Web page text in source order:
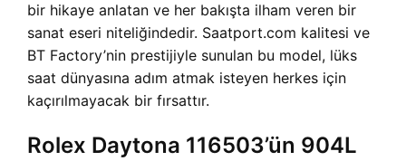
bir hikaye anlatan ve her bakışta ilham veren bir
sanat eseri niteliğindedir. Saatport.com kalitesi ve
BT Factory’nin prestijiyle sunulan bu model, lüks
saat dünyasına adım atmak isteyen herkes için
kaçırılmayacak bir fırsattır.
Rolex Daytona 116503’ün 904L